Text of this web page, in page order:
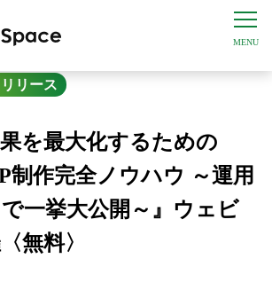
リース
果を最大化するための
制作完全ノウハウ ～運用
一挙大公開～』ウェビ
無料〉